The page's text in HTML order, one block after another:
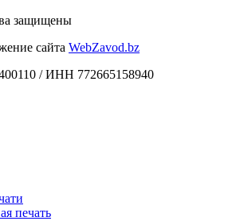
защищены
сайта WebZavod.bz
/ ИНН 772665158940
печать